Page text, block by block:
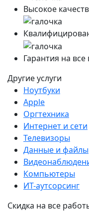
Высокое
Гарантия на
Другие услуги
Ноутбуки
Apple
Оргтехника
Интернет и сети
Телевизоры
Данные и файлы
Компьютеры
ИТ-аутсорсинг
Скидка на все